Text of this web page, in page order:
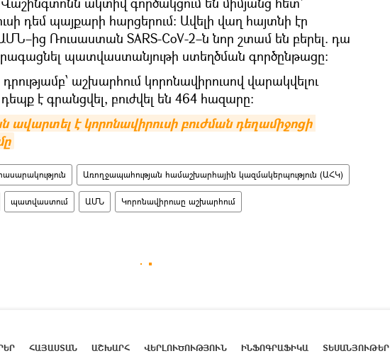
դեմ պայքարի հարցերում։ Ավելի վաղ հայտնի էր
Ռուսաստան SARS-CoV-2–ն նոր շտամ են բերել. դա
պատվաստանյութի ստեղծման գործընթացը։
աշխարհում կորոնավիրուսով վարակվելու
է գրանցվել, բուժվել են 464 հազարը։
ավարտել է կորոնավիրուսի բուժման դեղամիջոցի
Առողջապահության համաշխարհային կազմակերպություն (ԱՀԿ)
պատվաստում ԱՄՆ Կորոնավիրուսը աշխարհում
ՀԱՅԱՍՏԱՆ ԱՇԽԱՐՀ ՎԵՐԼՈՒԾՈՒԹՅՈՒՆ ԻՆՖՈԳՐԱՖԻԿԱ ՏԵՍԱՆՅՈՒԹԵՐ